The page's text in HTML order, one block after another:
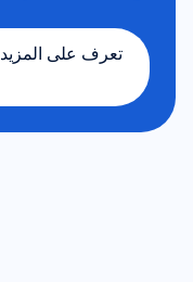
تعرف على المزيد